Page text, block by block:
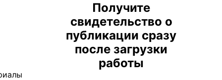
Получите
свидетельство о
публикации сразу
после загрузки
работы